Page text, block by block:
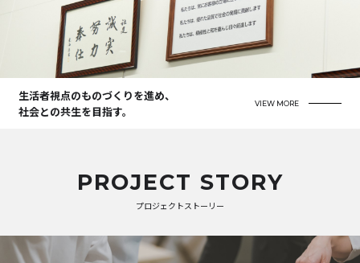
生活者視点のものづくりを進め、
社会との共生を目指す。
VIEW MORE
PROJECT STORY
プロジェクトストーリー